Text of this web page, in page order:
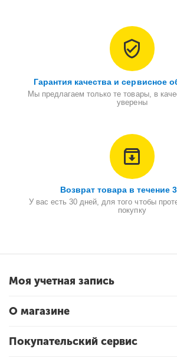
Гарантия качества и сервисное
Мы предлагаем только те товары, в
уверены
Возврат товара в течение
У вас есть 30 дней, для того чтобы
покупку
Моя учетная запись
О магазине
Покупательский сервис